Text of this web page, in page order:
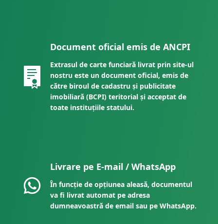
Document oficial emis de ANCPI
Extrasul de carte funciară livrat prin site-ul
nostru este un document oficial, emis de
către biroul de cadastru și publicitate
imobiliară (BCPI) teritorial și acceptat de
toate instituțiile statului.
Livrare pe E-mail / WhatsApp
În funcție de opțiunea aleasă, documentul
va fi livrat automat pe adresa
dumneavoastră de email sau pe WhatsApp.